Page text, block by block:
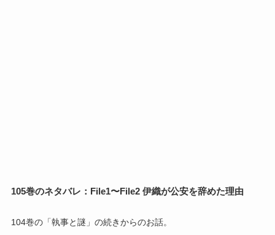
105巻のネタバレ：File1〜File2 伊織が公安を辞めた理由
104巻の「執事と謎」の続きからのお話。